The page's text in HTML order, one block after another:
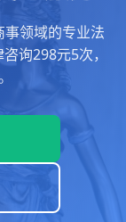
领域的专业法
询298元5次，